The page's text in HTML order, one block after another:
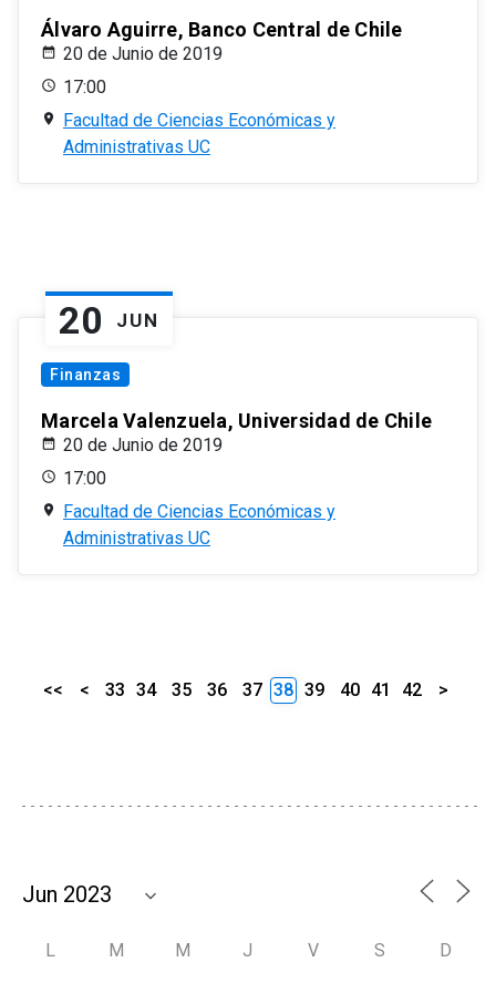
Álvaro Aguirre, Banco Central de Chile
20 de Junio de 2019
17:00
Facultad de Ciencias Económicas y
Administrativas UC
20 JUN
Finanzas
Marcela Valenzuela, Universidad de Chile
20 de Junio de 2019
17:00
Facultad de Ciencias Económicas y
Administrativas UC
<< < 33 34 35 36 37 38 39 40 41 42 >
L M M J V S D